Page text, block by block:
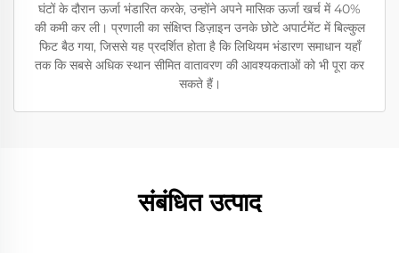
घंटों के दौरान ऊर्जा भंडारित करके, उन्होंने अपने मासिक ऊर्जा खर्च में 40%
की कमी कर ली। प्रणाली का संक्षिप्त डिज़ाइन उनके छोटे अपार्टमेंट में बिल्कुल
फिट बैठ गया, जिससे यह प्रदर्शित होता है कि लिथियम भंडारण समाधान यहाँ
तक कि सबसे अधिक स्थान सीमित वातावरण की आवश्यकताओं को भी पूरा कर
सकते हैं।
संबंधित उत्पाद